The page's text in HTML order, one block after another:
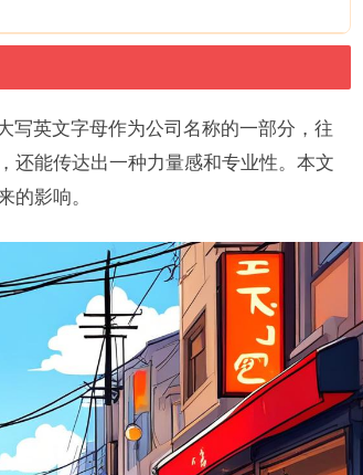
写英文字母作为公司名称的一部分，往
还能传达出一种力量感和专业性。本文
的影响。